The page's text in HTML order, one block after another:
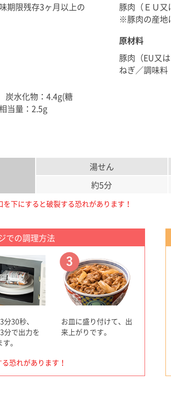
期限残存3ヶ月以上の
水化物：4.4g(糖
当量：2.5g
豚肉（ＥＵ又
※豚肉の産地
原材料
豚肉（EU又
ねぎ／調味
湯せん
約5分
下にすると破裂する恐れがあります！
での調理方法
30秒、
分で出力を
。
お皿に盛り付けて、出
来上がりです。
恐れがあります！